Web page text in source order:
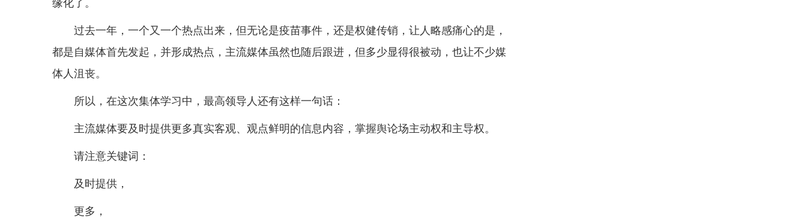
缘化了。
过去一年，一个又一个热点出来，但无论是疫苗事件，还是权健传销，让人略感痛心的是，
都是自媒体首先发起，并形成热点，主流媒体虽然也随后跟进，但多少显得很被动，也让不少媒
体人沮丧。
所以，在这次集体学习中，最高领导人还有这样一句话：
主流媒体要及时提供更多真实客观、观点鲜明的信息内容，掌握舆论场主动权和主导权。
请注意关键词：
及时提供，
更多，